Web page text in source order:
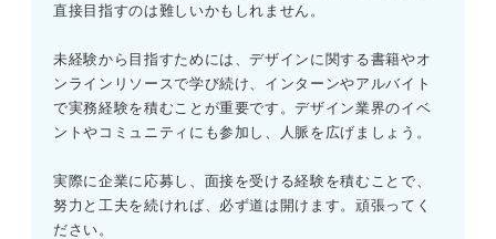
直接目指すのは難しいかもしれません。
未経験から目指すためには、デザインに関する書籍やオ
ンラインリソースで学び続け、インターンやアルバイト
で実務経験を積むことが重要です。デザイン業界のイベ
ントやコミュニティにも参加し、人脈を広げましょう。
実際に企業に応募し、面接を受ける経験を積むことで、
努力と工夫を続ければ、必ず道は開けます。頑張ってく
ださい。